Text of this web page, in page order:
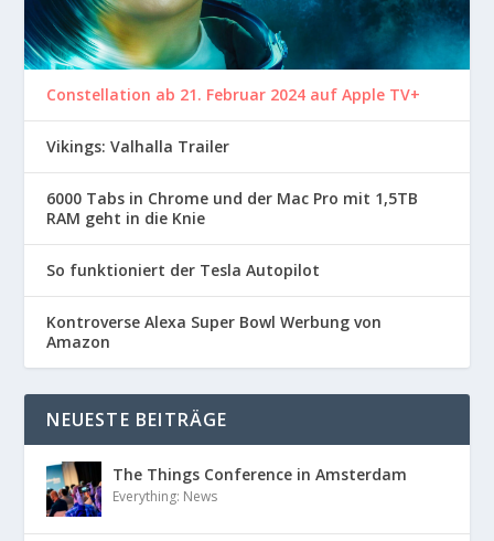
Constellation ab 21. Februar 2024 auf Apple TV+
Vikings: Valhalla Trailer
6000 Tabs in Chrome und der Mac Pro mit 1,5TB
RAM geht in die Knie
So funktioniert der Tesla Autopilot
Kontroverse Alexa Super Bowl Werbung von
Amazon
NEUESTE BEITRÄGE
The Things Conference in Amsterdam
Everything: News